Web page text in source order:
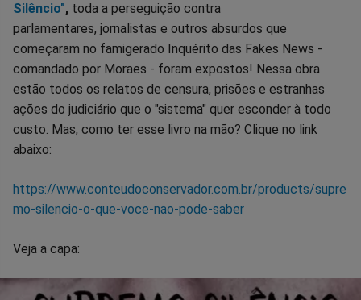
Silêncio", toda a perseguição contra
parlamentares, jornalistas e outros absurdos que
começaram no famigerado Inquérito das Fakes News -
comandado por Moraes - foram expostos! Nessa obra
estão todos os relatos de censura, prisões e estranhas
ações do judiciário que o "sistema" quer esconder à todo
custo. Mas, como ter esse livro na mão? Clique no link
abaixo:
https://www.conteudoconservador.com.br/products/supre
mo-silencio-o-que-voce-nao-pode-saber
Veja a capa: